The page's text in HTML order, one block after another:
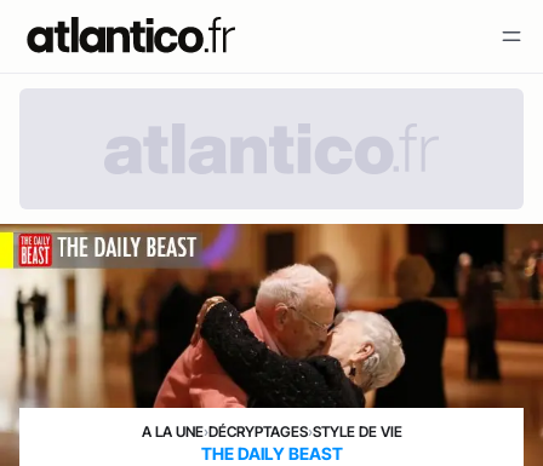
A LA UNE›DÉCRYPTAGES›STYLE DE VIE
THE DAILY BEAST